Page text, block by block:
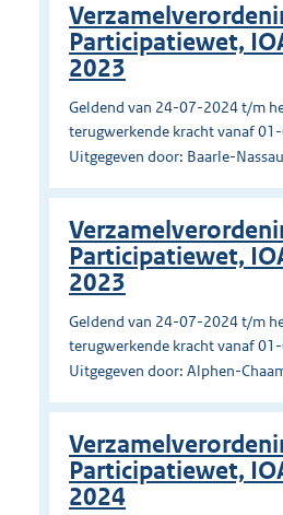
Participatiewet,
2023
Geldend van 24-07-2024 t/m
terugwerkende kracht vanaf
Uitgegeven door: Baarle-Nassau
Participatiewet,
2023
Geldend van 24-07-2024 t/m
terugwerkende kracht vanaf
Uitgegeven door: Alphen-
Participatiewet,
2024